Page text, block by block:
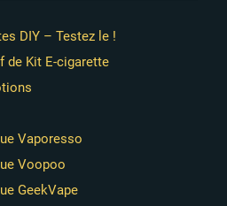
DIY – Testez le !
de Kit E-cigarette
Vaporesso
Voopoo
GeekVape